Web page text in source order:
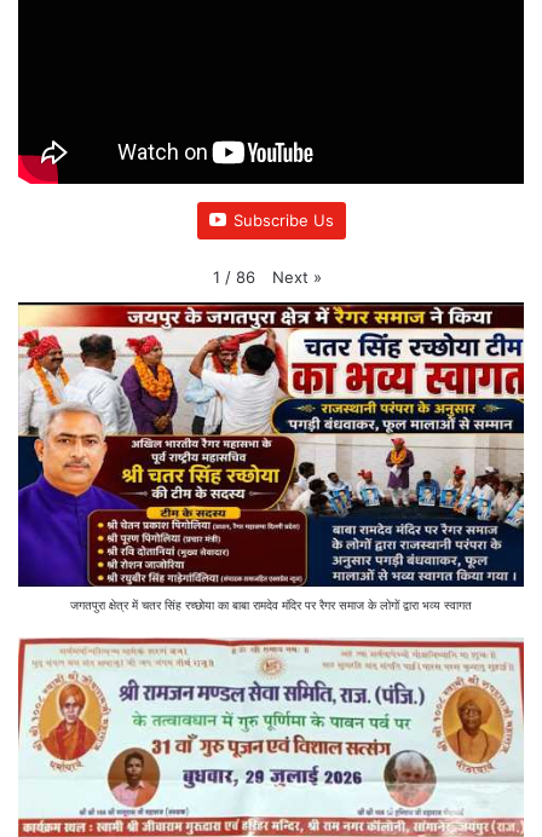
Subscribe Us
1 / 86 Next »
जगतपुरा क्षेत्र में चतर सिंह रच्छोया का बाबा रामदेव मंदिर पर रैगर समाज के लोगों द्वारा भव्य स्वागत